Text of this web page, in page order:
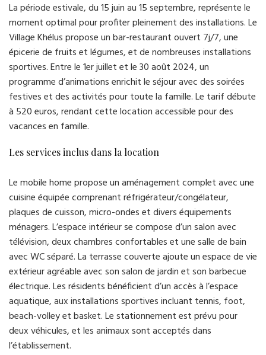
La période estivale, du 15 juin au 15 septembre, représente le
moment optimal pour profiter pleinement des installations. Le
Village Khélus propose un bar-restaurant ouvert 7j/7, une
épicerie de fruits et légumes, et de nombreuses installations
sportives. Entre le 1er juillet et le 30 août 2024, un
programme d’animations enrichit le séjour avec des soirées
festives et des activités pour toute la famille. Le tarif débute
à 520 euros, rendant cette location accessible pour des
vacances en famille.
Les services inclus dans la location
Le mobile home propose un aménagement complet avec une
cuisine équipée comprenant réfrigérateur/congélateur,
plaques de cuisson, micro-ondes et divers équipements
ménagers. L’espace intérieur se compose d’un salon avec
télévision, deux chambres confortables et une salle de bain
avec WC séparé. La terrasse couverte ajoute un espace de vie
extérieur agréable avec son salon de jardin et son barbecue
électrique. Les résidents bénéficient d’un accès à l’espace
aquatique, aux installations sportives incluant tennis, foot,
beach-volley et basket. Le stationnement est prévu pour
deux véhicules, et les animaux sont acceptés dans
l’établissement.